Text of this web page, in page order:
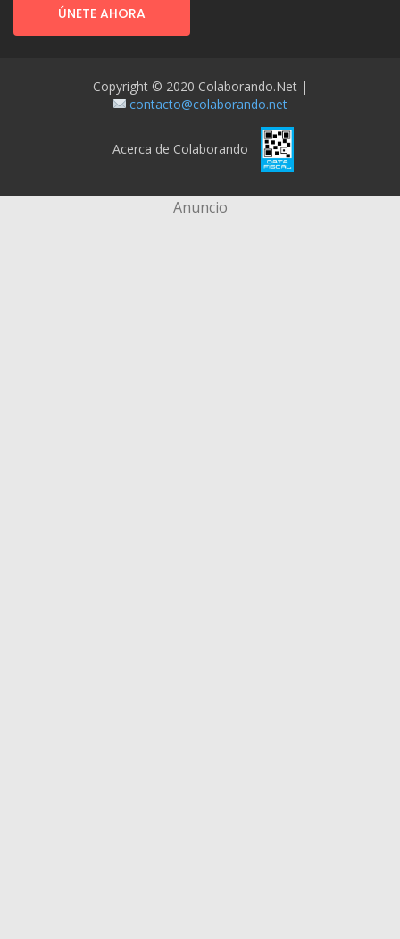
ÚNETE AHORA
Copyright © 2020 Colaborando.net |
contacto@colaborando.net
Acerca de Colaborando
Anuncio